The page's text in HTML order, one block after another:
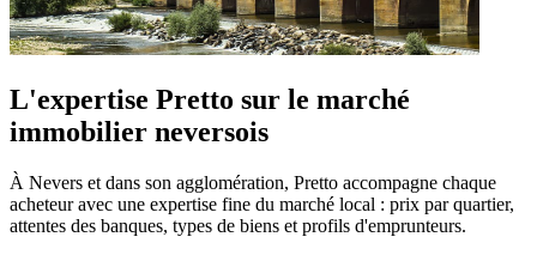
L'expertise Pretto sur le marché
immobilier neversois
À Nevers et dans son agglomération, Pretto accompagne chaque
acheteur avec une expertise fine du marché local : prix par quartier,
attentes des banques, types de biens et profils d'emprunteurs.